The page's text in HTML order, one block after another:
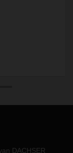
DACHSER